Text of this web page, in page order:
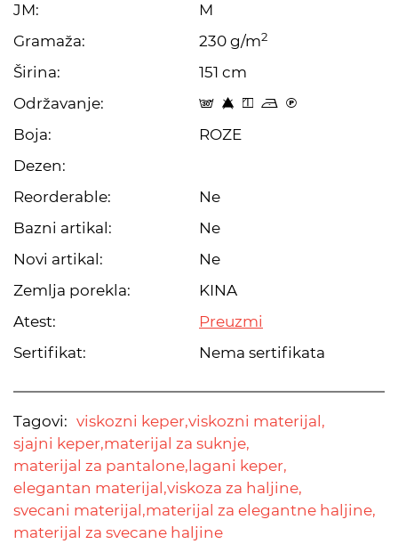
JM:
M
Gramaža:
230 g/m2
Širina:
151 cm
Održavanje:
s 8 y o C
Boja:
ROZE
Dezen:
Reorderable:
Ne
Bazni artikal:
Ne
Novi artikal:
Ne
Zemlja porekla:
KINA
Atest:
Preuzmi
Sertifikat:
Nema sertifikata
Tagovi: viskozni keper,viskozni materijal,
sjajni keper,materijal za suknje,
materijal za pantalone, lagani keper,
elegantan materijal,viskoza za haljine,
svecani materijal,materijal za elegantne haljine,
materijal za svecane haljine